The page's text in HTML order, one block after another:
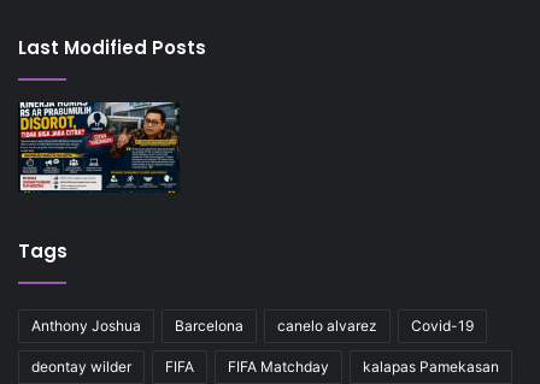
Last Modified Posts
Tags
Anthony Joshua Barcelona canelo alvarez Covid-19
deontay wilder FIFA FIFA Matchday kalapas Pamekasan